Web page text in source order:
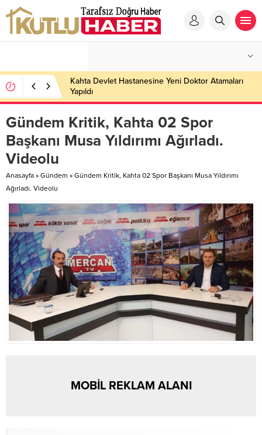
Kahta Devlet Hastanesine Yeni Doktor Atamaları
Yapıldı
Gündem Kritik, Kahta 02 Spor
Başkanı Musa Yıldırımı Ağırladı.
Videolu
Anasayfa » Gündem » Gündem Kritik, Kahta 02 Spor Başkanı Musa Yıldırımı
Ağırladı. Videolu
MOBİL REKLAM ALANI